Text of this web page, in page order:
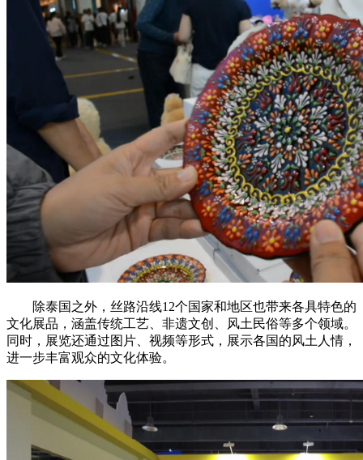
除泰国之外，丝路沿线12个国家和地区也带来各具特色的
文化展品，涵盖传统工艺、非遗文创、风土民俗等多个领域。
同时，展览还通过图片、视频等形式，展示各国的风土人情，
进一步丰富观众的文化体验。